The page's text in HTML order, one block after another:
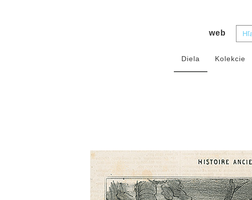
web
Diela Kolekcie